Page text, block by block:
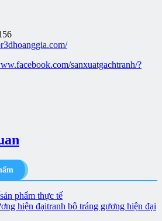
sanxuatgachtranh/?
sản phẩm thực tế
tranh bộ tráng gương hiện đại